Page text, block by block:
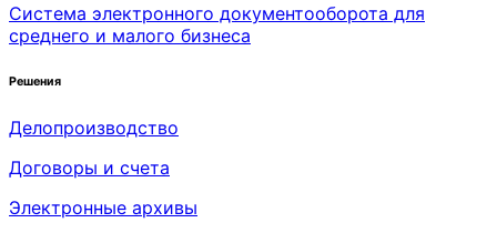
Система электронного документооборота для
среднего и малого бизнеса
Решения
Делопроизводство
Договоры и счета
Электронные архивы